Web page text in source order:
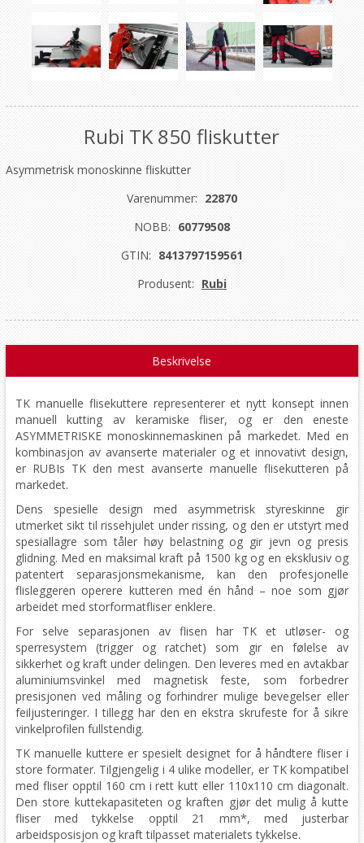
Rubi TK 850 fliskutter
Asymmetrisk monoskinne fliskutter
Varenummer: 22870
NOBB: 60779508
GTIN: 8413797159561
Produsent: Rubi
Beskrivelse
TK manuelle flisekuttere representerer et nytt konsept innen
manuell kutting av keramiske fliser, og er den eneste
ASYMMETRISKE monoskinnemaskinen på markedet. Med en
kombinasjon av avanserte materialer og et innovativt design,
er RUBIs TK den mest avanserte manuelle flisekutteren på
markedet.
Dens spesielle design med asymmetrisk styreskinne gir
utmerket sikt til rissehjulet under rissing, og den er utstyrt med
spesiallagre som tåler høy belastning og gir jevn og presis
glidning. Med en maksimal kraft på 1500 kg og en eksklusiv og
patentert separasjonsmekanisme, kan den profesjonelle
flisleggeren operere kutteren med én hånd – noe som gjør
arbeidet med storformatfliser enklere.
For selve separasjonen av flisen har TK et utløser- og
sperresystem (trigger og ratchet) som gir en følelse av
sikkerhet og kraft under delingen. Den leveres med en avtakbar
aluminiumsvinkel med magnetisk feste, som forbedrer
presisjonen ved måling og forhindrer mulige bevegelser eller
feiljusteringer. I tillegg har den en ekstra skrufeste for å sikre
vinkelprofilen fullstendig.
TK manuelle kuttere er spesielt designet for å håndtere fliser i
store formater. Tilgjengelig i 4 ulike modeller, er TK kompatibel
med fliser opptil 160 cm i rett kutt eller 110x110 cm diagonalt.
Den store kuttekapasiteten og kraften gjør det mulig å kutte
fliser med tykkelse opptil 21 mm*, med justerbar
arbeidsposisjon og kraft tilpasset materialets tykkelse.